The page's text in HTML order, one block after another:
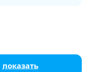
показать